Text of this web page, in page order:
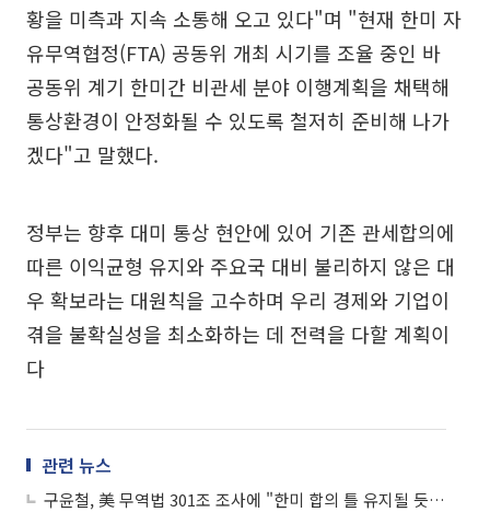
황을 미측과 지속 소통해 오고 있다"며 "현재 한미 자
유무역협정(FTA) 공동위 개최 시기를 조율 중인 바
공동위 계기 한미간 비관세 분야 이행계획을 채택해
통상환경이 안정화될 수 있도록 철저히 준비해 나가
겠다"고 말했다.
정부는 향후 대미 통상 현안에 있어 기존 관세합의에
따른 이익균형 유지와 주요국 대비 불리하지 않은 대
우 확보라는 대원칙을 고수하며 우리 경제와 기업이
겪을 불확실성을 최소화하는 데 전력을 다할 계획이
다
관련 뉴스
구윤철, 美 무역법 301조 조사에 "한미 합의 틀 유지될 듯…이익균형 유지 대응"